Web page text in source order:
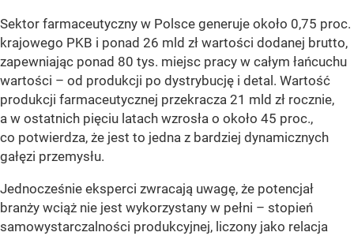
Sektor farmaceutyczny w Polsce generuje około 0,75 proc.
krajowego PKB i ponad 26 mld zł wartości dodanej brutto,
zapewniając ponad 80 tys. miejsc pracy w całym łańcuchu
wartości – od produkcji po dystrybucję i detal. Wartość
produkcji farmaceutycznej przekracza 21 mld zł rocznie,
a w ostatnich pięciu latach wzrosła o około 45 proc.,
co potwierdza, że jest to jedna z bardziej dynamicznych
gałęzi przemysłu.
Jednocześnie eksperci zwracają uwagę, że potencjał
branży wciąż nie jest wykorzystany w pełni – stopień
samowystarczalności produkcyjnej, liczony jako relacja